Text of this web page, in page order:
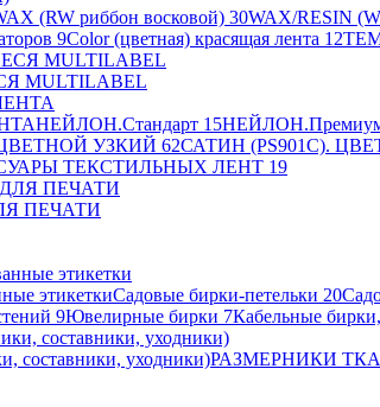
(RW риббон восковой) 30WAX/RESIN
9Color (цветная) красящая лента 12
MULTILABEL
НЕЙЛОН.Стандарт 15
ЦВЕТНОЙ УЗКИЙ 62САТИН (PS901C).
ТЕКСТИЛЬНЫХ ЛЕНТ 19
ПЕЧАТИ
этикеткиСадовые бирки-петельки 20
9Ювелирные бирки 7Кабельные
составники, уходники)РАЗМЕРНИКИ